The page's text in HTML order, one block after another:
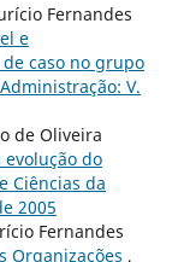
Fernandes
e
caso no grupo
V.
de Oliveira
do
Ciências da
2005
Fernandes
Organizações ,